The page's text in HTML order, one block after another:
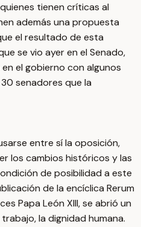
tienen críticas al
además una propuesta
el resultado de esta
se vio ayer en el Senado,
el gobierno con algunos
senadores que la
entre sí la oposición,
los cambios históricos y las
de posibilidad a este
de la encíclica Rerum
Papa León XIII, se abrió un
la dignidad humana.